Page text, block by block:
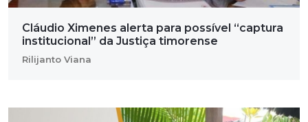
Cláudio Ximenes alerta para possível “captura
institucional” da Justiça timorense
Rilijanto Viana